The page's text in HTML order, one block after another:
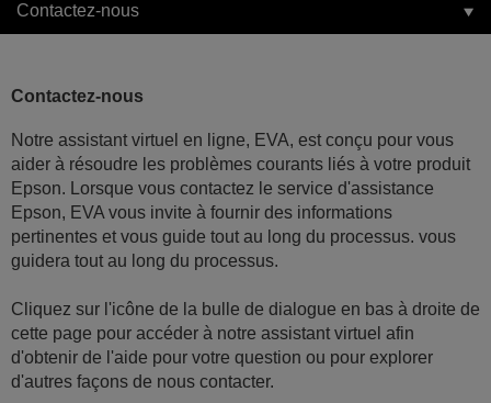
Contactez-nous
Contactez-nous
Notre assistant virtuel en ligne, EVA, est conçu pour vous
aider à résoudre les problèmes courants liés à votre produit
Epson. Lorsque vous contactez le service d'assistance
Epson, EVA vous invite à fournir des informations
pertinentes et vous guide tout au long du processus. vous
guidera tout au long du processus.
Cliquez sur l'icône de la bulle de dialogue en bas à droite de
cette page pour accéder à notre assistant virtuel afin
d'obtenir de l'aide pour votre question ou pour explorer
d'autres façons de nous contacter.